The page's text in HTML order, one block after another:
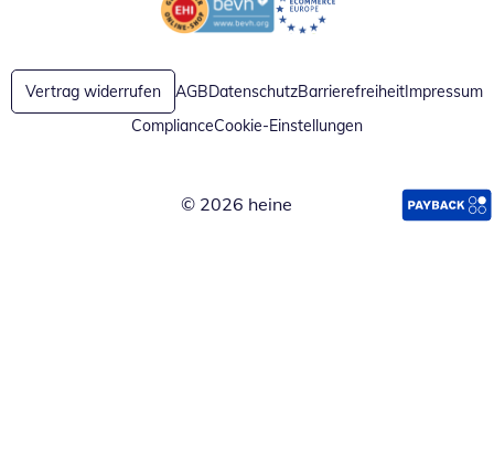
Öffnet in neuem FensterÖffnet in neuem Fenster
Vertrag widerrufen AGBDatenschutzBarrierefreiheitImpressum
ComplianceCookie-Einstellungen
© 2026 heine